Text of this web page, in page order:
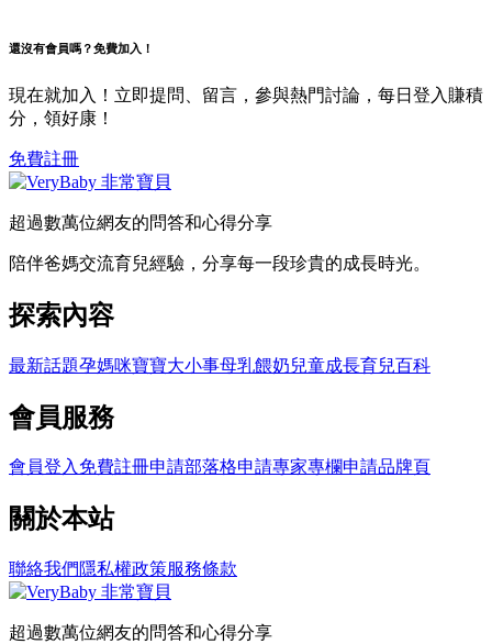
還沒有會員嗎？免費加入！
現在就加入！立即提問、留言，參與熱門討論，每日登入賺積
分，領好康！
免費註冊
超過數萬位網友的問答和心得分享
陪伴爸媽交流育兒經驗，分享每一段珍貴的成長時光。
探索內容
最新話題孕媽咪寶寶大小事母乳餵奶兒童成長育兒百科
會員服務
會員登入免費註冊申請部落格申請專家專欄申請品牌頁
關於本站
聯絡我們 隱私權政策服務條款
超過數萬位網友的問答和心得分享